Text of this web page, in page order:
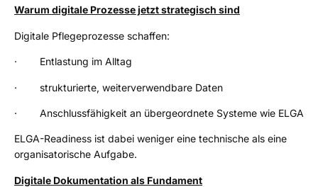
Warum digitale Prozesse jetzt strategisch sind
Digitale Pflegeprozesse schaffen:
· Entlastung im Alltag
· strukturierte, weiterverwendbare Daten
· Anschlussfähigkeit an übergeordnete Systeme wie ELGA
ELGA-Readiness ist dabei weniger eine technische als eine
organisatorische Aufgabe.
Digitale Dokumentation als Fundament